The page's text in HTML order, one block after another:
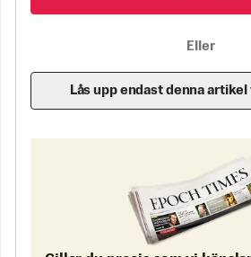
Eller
Lås upp endast denna